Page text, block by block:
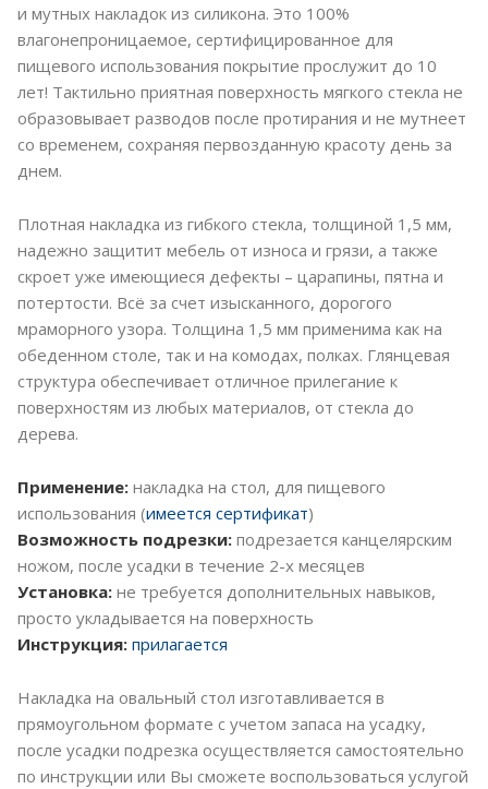
и мутных накладок из силикона. Это 100%
влагонепроницаемое, сертифицированное для
пищевого использования покрытие прослужит до 10
лет! Тактильно приятная поверхность мягкого стекла не
образовывает разводов после протирания и не мутнеет
со временем, сохраняя первозданную красоту день за
днем.
Плотная накладка из гибкого стекла, толщиной 1,5 мм,
надежно защитит мебель от износа и грязи, а также
скроет уже имеющиеся дефекты – царапины, пятна и
потертости. Всё за счет изысканного, дорогого
мраморного узора. Толщина 1,5 мм применима как на
обеденном столе, так и на комодах, полках. Глянцевая
структура обеспечивает отличное прилегание к
поверхностям из любых материалов, от стекла до
дерева.
Применение: накладка на стол, для пищевого
использования (имеется сертификат)
Возможность подрезки: подрезается канцелярским
ножом, после усадки в течение 2-х месяцев
Установка: не требуется дополнительных навыков,
просто укладывается на поверхность
Инструкция: прилагается
Накладка на овальный стол изготавливается в
прямоугольном формате с учетом запаса на усадку,
после усадки подрезка осуществляется самостоятельно
по инструкции или Вы сможете воспользоваться услугой